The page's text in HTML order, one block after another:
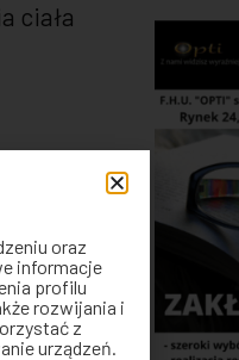
ciała
oraz
informacje
profilu
rozwijania i
z
urządzeń.